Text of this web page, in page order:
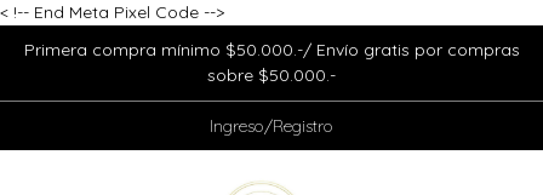
< !-- End Meta Pixel Code -->
Primera compra mínimo $50.000.-/ Envío gratis por compras
sobre $50.000.-
Ingreso/Registro